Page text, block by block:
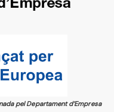
pel Departament d’Empresa